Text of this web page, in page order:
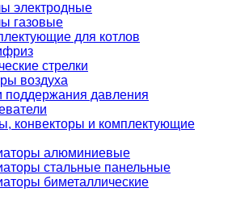
электродные
газовые
для котлов
стрелки
воздуха
поддержания давления
конвекторы и комплектующие
алюминиевые
стальные панельные
биметаллические